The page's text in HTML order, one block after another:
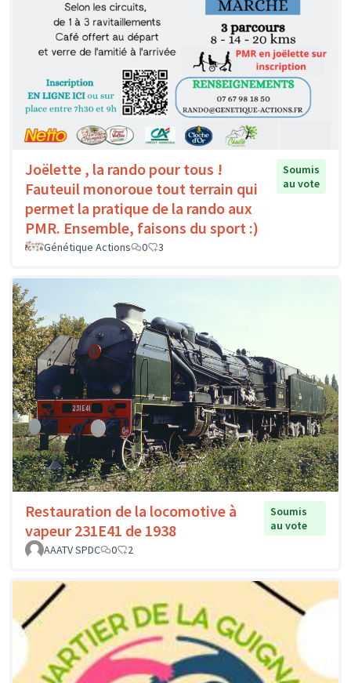
Joëlette , la rando pour tous !
Fauteuil monoroue tout terrain qui
permet la pratique de la rando aux
PMR. Ensemble, faisons du sport :)
Soumis
au vote
Génétique Actions 0 3
Restauration de la locomotive à
vapeur 231E41 de 1938
Soumis
au vote
AAATV SPDC
0 2